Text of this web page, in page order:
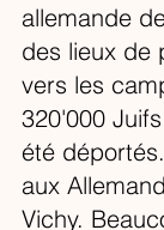
allemande
des lieux de
vers les
320'000
été
aux
Vichy.